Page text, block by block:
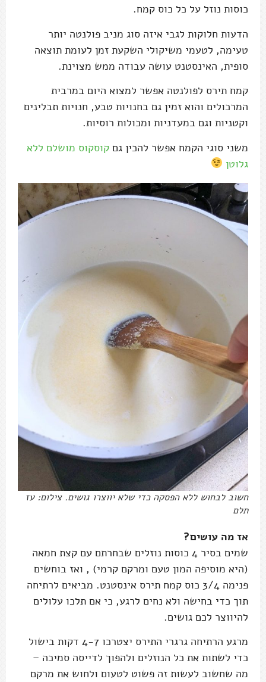
כוסות נוזל על כל כוס קמח.
הדעות חלוקות לגבי איזה סוג מניב פולנטה יותר
טעימה, לטעמי משיקולי השקעת זמן לעומת תוצאה
סופית, האינסטנט עושה עבודה ממש מצוינת.
קמח תירס לפולנטה אפשר למצוא היום במרבית
המרכולים והוא זמין גם בחנויות טבע, חנויות תבלינים
וקטניות וגם במעדניות ומכולות רוסיות.
משני סוגי הקמח אפשר להכין גם קוסקוס מושלם ללא
גלוטן
חשוב לבחוש ללא הפסקה כדי שלא יווצרו גושים. צילום: עז
תלם
אז מה עושים?
שמים בסיר 4 כוסות נוזלים שבחרתם עם קצת חמאה
(היא מוסיפה המון טעם ומרקם קרמי) , ואז בוחשים
פנימה 3/4 כוס קמח תירס אינסטנט. מביאים לרתיחה
תוך כדי בחישה ולא נחים לרגע, כי אם תלכו עלולים
להיווצר לכם גושים.
מרגע הרתיחה גרגרי התירס יצטרכו 4-7 דקות בישול
כדי לשתות את כל הנוזלים ולהפוך לדייסה סמיכה –
מה שחשוב לעשות זה פשוט לטעום ולחוש את מרקם